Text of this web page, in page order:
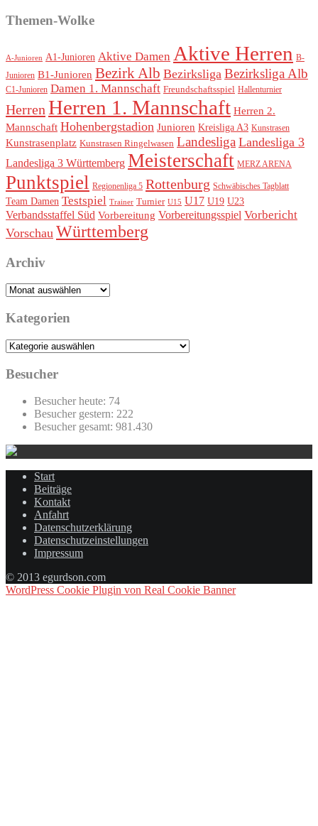
Themen-Wolke
A-Junioren A1-Junioren Aktive Damen Aktive Herren B-
Junioren B1-Junioren Bezirk Alb Bezirksliga Bezirksliga Alb
C1-Junioren Damen 1. Mannschaft Freundschaftsspiel Hallenturnier
Herren Herren 1. Mannschaft Herren 2.
Mannschaft Hohenbergstadion Junioren Kreisliga A3 Kunstrasen
Kunstrasenplatz Kunstrasen Ringelwasen Landesliga Landesliga 3
Landesliga 3 Württemberg Meisterschaft MERZ ARENA
Punktspiel Regionenliga 5 Rottenburg Schwäbisches Tagblatt
Team Damen Testspiel Trainer Turnier U15 U17 U19 U23
Verbandsstaffel Süd Vorbereitung Vorbereitungsspiel Vorbericht
Vorschau Württemberg
Archiv
Archiv
Kategorien
Kategorien
Besucher
Besucher heute: 74
Besucher gestern: 222
Besucher gesamt: 981.430
Start
Beiträge
Kontakt
Anfahrt
Datenschutzerklärung
Datenschutzeinstellungen
Impressum
© 2013 egurdson.com
WordPress Cookie Plugin von Real Cookie Banner